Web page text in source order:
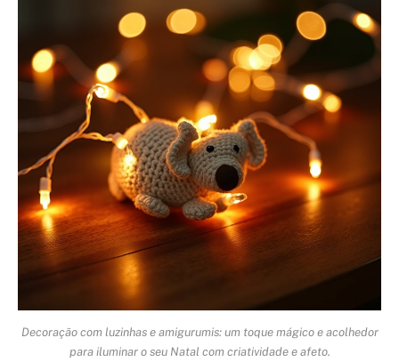
Decoração com luzinhas e amigurumis: um toque mágico e acolhedor
para iluminar o seu Natal com criatividade e afeto.